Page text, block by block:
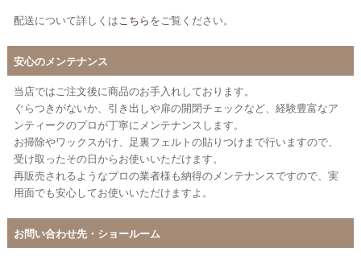
配送について詳しくは こちらをご覧ください。
安心のメンテナンス
当店ではご注文後に商品のお手入れしております。
ぐらつきがないか、引き出しや扉の開閉チェックなど、経験豊富なア
ンティークのプロが丁寧にメンテナンスします。
お掃除やワックスがけ、足裏フェルトの貼りつけまで行いますので、
受け取ったその日からお使いいただけます。
再販売されるようなプロの業者様も納得のメンテナンスですので、実
用面でも安心してお使いいただけますよ。
お問い合わせ先・ショールーム